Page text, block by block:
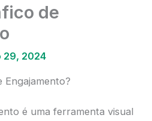
de
29, 2024
Engajamento?
é uma ferramenta visual